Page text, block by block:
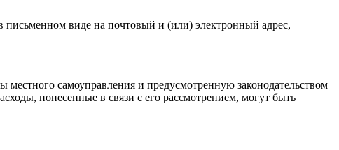
виде на почтовый и (или) электронный адрес,
самоуправления и предусмотренную законодательством
понесенные в связи с его рассмотрением, могут быть